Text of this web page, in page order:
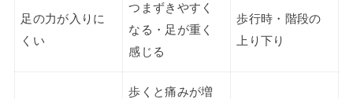
足の力が入りに
くい
つまずきやすく
なる・足が重く
感じる
歩行時・階段の
上り下り
歩くと痛みが増